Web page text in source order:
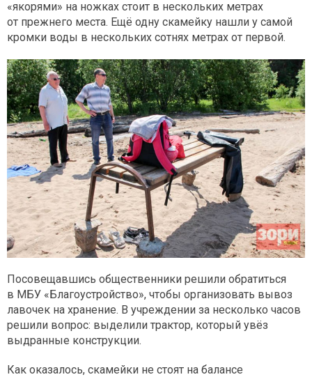
«якорями» на ножках стоит в нескольких метрах
от прежнего места. Ещё одну скамейку нашли у самой
кромки воды в нескольких сотнях метрах от первой.
Посовещавшись общественники решили обратиться
в МБУ «Благоустройство», чтобы организовать вывоз
лавочек на хранение. В учреждении за несколько часов
решили вопрос: выделили трактор, который увёз
выдранные конструкции.
Как оказалось, скамейки не стоят на балансе